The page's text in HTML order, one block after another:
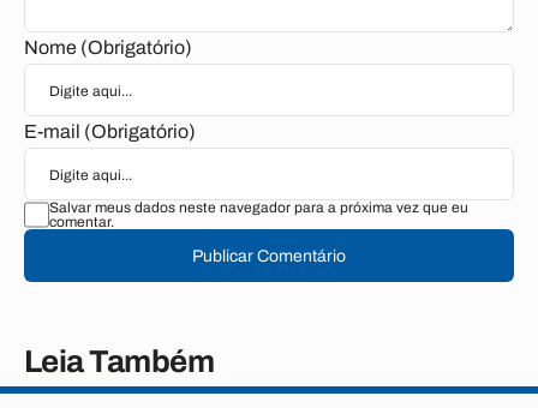
Nome (Obrigatório)
E-mail (Obrigatório)
Salvar meus dados neste navegador para a próxima vez que eu
comentar.
Publicar Comentário
Leia Também